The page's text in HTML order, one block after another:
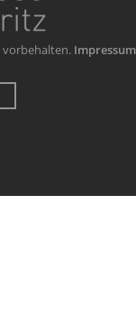
vorbehalten.